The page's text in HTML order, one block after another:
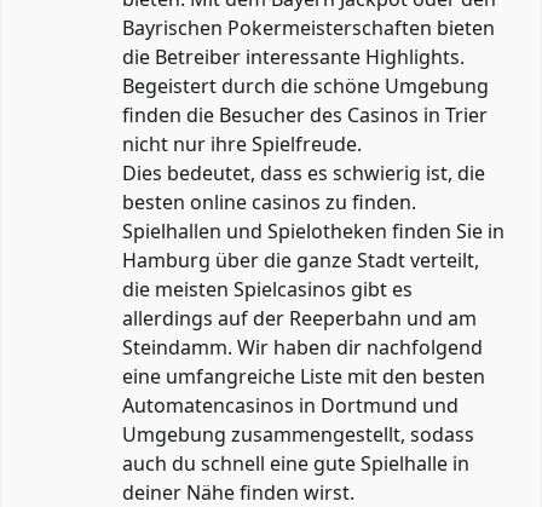
Bayrischen Pokermeisterschaften bieten
die Betreiber interessante Highlights.
Begeistert durch die schöne Umgebung
finden die Besucher des Casinos in Trier
nicht nur ihre Spielfreude.
Dies bedeutet, dass es schwierig ist, die
besten online casinos zu finden.
Spielhallen und Spielotheken finden Sie in
Hamburg über die ganze Stadt verteilt,
die meisten Spielcasinos gibt es
allerdings auf der Reeperbahn und am
Steindamm. Wir haben dir nachfolgend
eine umfangreiche Liste mit den besten
Automatencasinos in Dortmund und
Umgebung zusammengestellt, sodass
auch du schnell eine gute Spielhalle in
deiner Nähe finden wirst.